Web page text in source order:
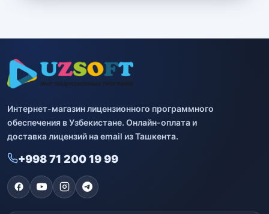
Интернет-магазин лицензионного программного
обеспечения в Узбекистане. Онлайн-оплата и
доставка лицензий на email из Ташкента.
+998 71 200 19 99